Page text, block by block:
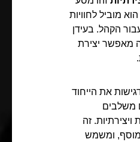
מוביל לחוויות
הקהל. בעידן
מאפשר יצירת
את הייחוד
משלבים
ויצירתיות. זה
ומשמש